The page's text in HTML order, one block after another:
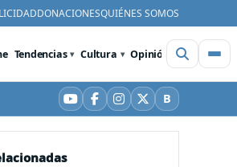
DONACIONESQUIÉNES SOMOS
Tendencias Cultura Opinión Videos
YouTube
Facebook
Instagram
X BBluesky